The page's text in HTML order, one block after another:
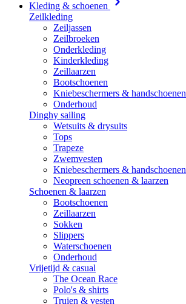
Kleding & schoenen
Zeilkleding
Zeiljassen
Zeilbroeken
Onderkleding
Kinderkleding
Zeillaarzen
Bootschoenen
Kniebeschermers & handschoenen
Onderhoud
Dinghy sailing
Wetsuits & drysuits
Tops
Trapeze
Zwemvesten
Kniebeschermers & handschoenen
Neopreen schoenen & laarzen
Schoenen & laarzen
Bootschoenen
Zeillaarzen
Sokken
Slippers
Waterschoenen
Onderhoud
Vrijetijd & casual
The Ocean Race
Polo's & shirts
Truien & vesten